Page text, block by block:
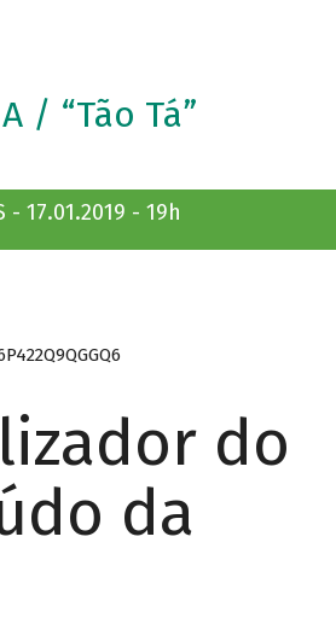
/ “Tão Tá”
17.01.2019 - 19h
do
da